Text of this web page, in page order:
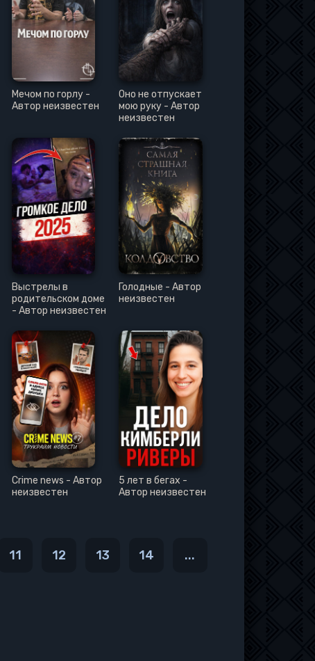
Мечом по горлу -
Автор неизвестен
Оно не отпускает
мою руку - Автор
неизвестен
Выстрелы в
родительском доме
- Автор неизвестен
Голодные - Автор
неизвестен
Crime news - Автор
неизвестен
5 лет в бегах -
Автор неизвестен
11 12 13 14 ...